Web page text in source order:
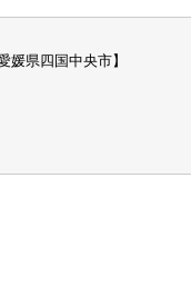
媛県四国中央市】